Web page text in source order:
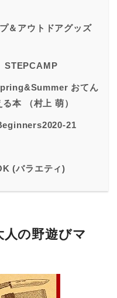
＆アウトドアグッズ
STEPCAMP
おてん
本 （村上 萌）
21
(バラエティ)
の野遊びマ